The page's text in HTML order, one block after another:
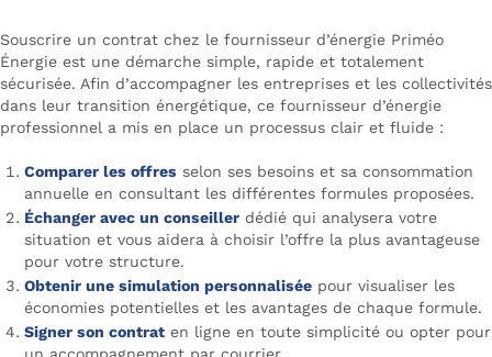
Souscrire un contrat chez le fournisseur d’énergie Priméo
Énergie est une démarche simple, rapide et totalement
sécurisée. Afin d’accompagner les entreprises et les collectivités
dans leur transition énergétique, ce fournisseur d’énergie
professionnel a mis en place un processus clair et fluide :
Comparer les offres selon ses besoins et sa consommation
annuelle en consultant les différentes formules proposées.
Échanger avec un conseiller dédié qui analysera votre
situation et vous aidera à choisir l’offre la plus avantageuse
pour votre structure.
Obtenir une simulation personnalisée pour visualiser les
économies potentielles et les avantages de chaque formule.
Signer son contrat en ligne en toute simplicité ou opter pour